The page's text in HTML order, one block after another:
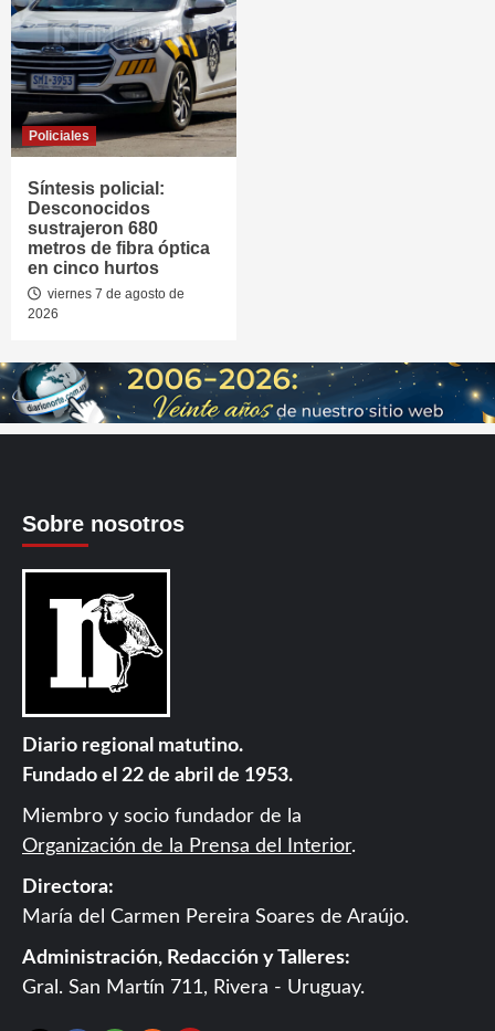
Policiales
Síntesis policial:
Desconocidos
sustrajeron 680
metros de fibra óptica
en cinco hurtos
viernes 7 de agosto de
2026
Sobre nosotros
Diario regional matutino.
Fundado el 22 de abril de 1953.
Miembro y socio fundador de la
Organización de la Prensa del Interior.
Directora:
María del Carmen Pereira Soares de Araújo.
Administración, Redacción y Talleres:
Gral. San Martín 711, Rivera - Uruguay.